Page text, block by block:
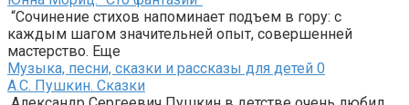
“Сочинение стихов напоминает подъем в гору: с
каждым шагом значительней опыт, совершенней
мастерство. Еще
Музыка, песни, сказки и рассказы для детей 0
А.С. Пушкин. Сказки